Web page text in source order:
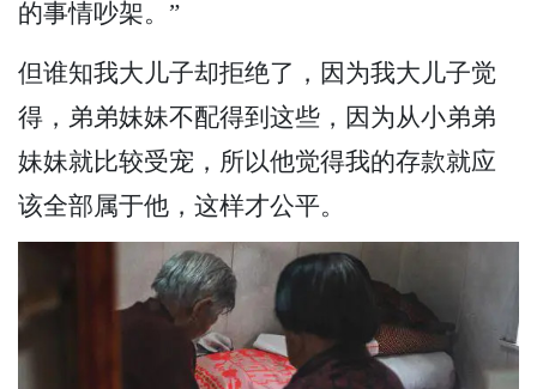
的事情吵架。”
但谁知我大儿子却拒绝了，因为我大儿子觉
得，弟弟妹妹不配得到这些，因为从小弟弟
妹妹就比较受宠，所以他觉得我的存款就应
该全部属于他，这样才公平。